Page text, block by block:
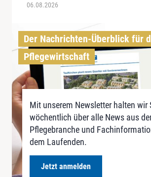
06.08.2026
Der Nachrichten-Überblick für
Pflegewirtschaft
Mit unserem Newsletter halten wir
wöchentlich über alle News aus
Pflegebranche und
dem Laufenden.
Jetzt anmelden